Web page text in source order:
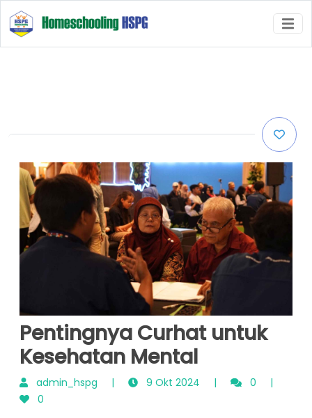
Pentingnya Curhat untuk
Kesehatan Mental
admin_hspg | 9 Okt 2024 | 0
|
0